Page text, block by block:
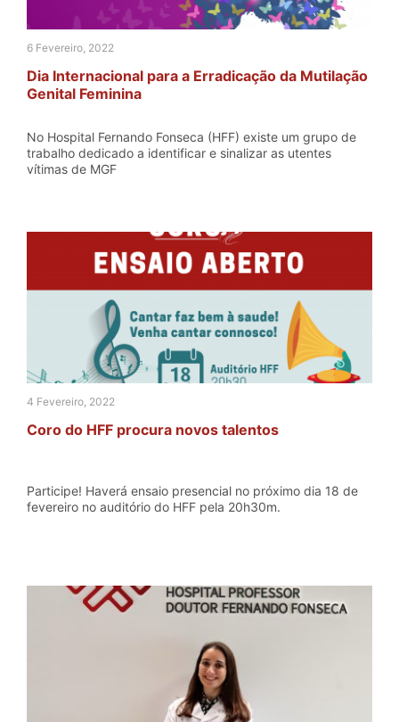
6 Fevereiro, 2022
Dia Internacional para a Erradicação da Mutilação
Genital Feminina
No Hospital Fernando Fonseca (HFF) existe um grupo de
trabalho dedicado a identificar e sinalizar as utentes
vítimas de MGF
4 Fevereiro, 2022
Coro do HFF procura novos talentos
Participe! Haverá ensaio presencial no próximo dia 18 de
fevereiro no auditório do HFF pela 20h30m.